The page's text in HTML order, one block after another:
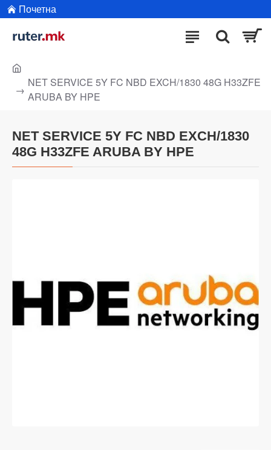
Почетна
NET SERVICE 5Y FC NBD EXCH/1830 48G H33ZFE
ARUBA BY HPE
NET SERVICE 5Y FC NBD EXCH/1830
48G H33ZFE ARUBA BY HPE